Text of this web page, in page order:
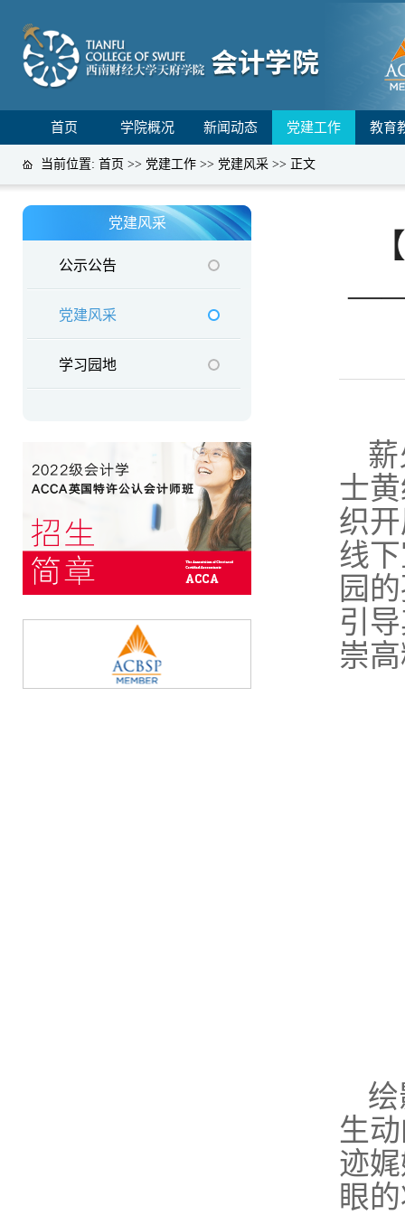
首页 学院概况 新闻动态 党建工作 教育
当前位置: 首页 >> 党建工作 >> 党建风采 >> 正文
党建风采
公示公告
党建风采
学习园地
——
士
织
线
园
引
崇
生
迹
眼